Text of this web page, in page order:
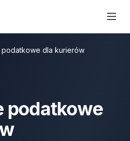
dla kurierów
podatkowe